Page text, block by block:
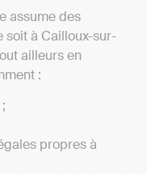
assume des
soit à Cailloux-sur-
ailleurs en
:
propres à